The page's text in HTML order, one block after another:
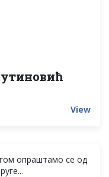
View
опраштамо се од